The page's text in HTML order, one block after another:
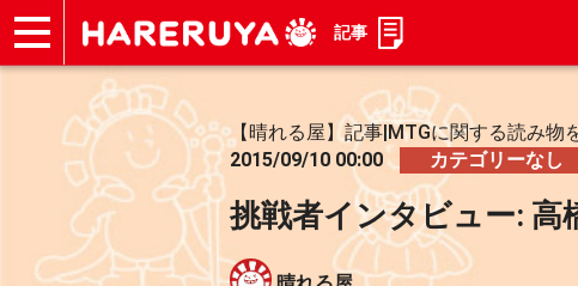
ショップ
デッキ検索
デッキ構築
選手一覧
店舗一覧
イベント
お問い合わせ
記事
【晴れる屋】記事|MTGに関する読み物
2015/09/10 00:00
カテゴリーなし
挑戦者インタビュー: 高